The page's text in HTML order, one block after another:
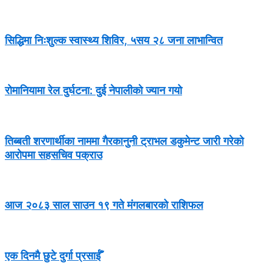
सिद्धिमा निःशुल्क स्वास्थ्य शिविर, ५सय २८ जना लाभान्वित
रोमानियामा रेल दुर्घटना: दुई नेपालीको ज्यान गयो
तिब्बती शरणार्थीका नाममा गैरकानुनी ट्राभल डकुमेन्ट जारी गरेको
आरोपमा सहसचिव पक्राउ
आज २०८३ साल साउन १९ गते मंगलबारको राशिफल
एक दिनमै छुटे दुर्गा प्रसाईँ